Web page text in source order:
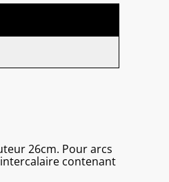
26cm. Pour arcs
contenant